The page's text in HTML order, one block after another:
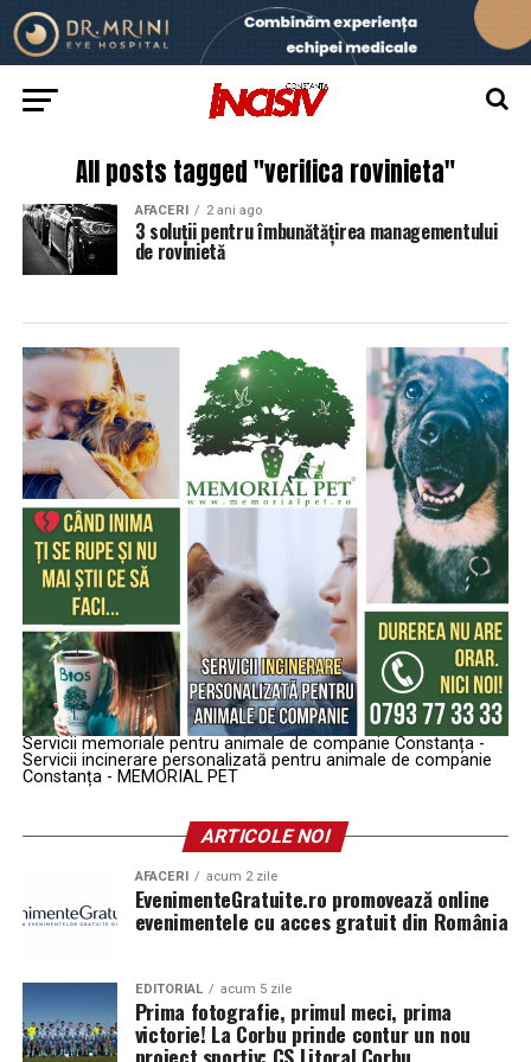
All posts tagged "verifica rovinieta"
AFACERI 2 ani ago
3 soluții pentru îmbunătățirea managementului
de rovinietă
Servicii memoriale pentru animale de companie Constanța -
Servicii incinerare personalizată pentru animale de companie
Constanța - MEMORIAL PET
ARTICOLE NOI
AFACERI acum 2 zile
EvenimenteGratuite.ro promovează online
evenimentele cu acces gratuit din România
EDITORIAL acum 5 zile
Prima fotografie, primul meci, prima
victorie! La Corbu prinde contur un nou